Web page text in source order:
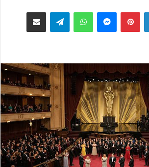
لينكدإن بينتيريستماسنجر واتساب تيلقرام مشاكة بواسطة البريد الالكتروني